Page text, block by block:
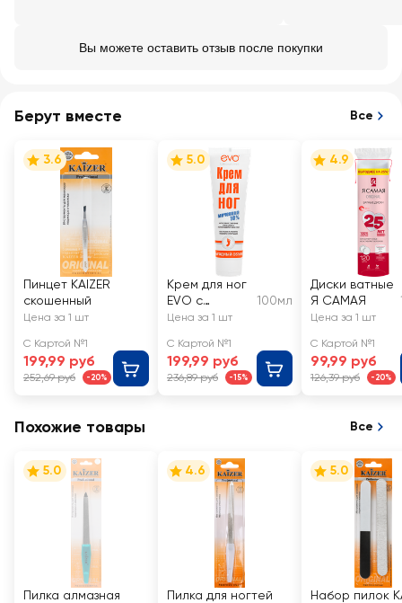
Вы можете оставить отзыв после покупки
Берут вместе Все
3.6
Пинцет KAIZER
скошенный
Цена за 1 шт
С Картой №1
199,99 руб
252,69 руб -20%
5.0
Крем для ног
EVO с
мочевиной
100мл
Цена за 1 шт
С Картой №1
199,99 руб
236,89 руб -15%
4.9
Диски ватные
Я САМАЯ
Цена за 1 шт
С Картой №1
99,99 руб
126,39 руб -20%
Похожие товары Все
5.0
Пилка алмазная
4.6
Пилка для ногтей
5.0
Набор пилок